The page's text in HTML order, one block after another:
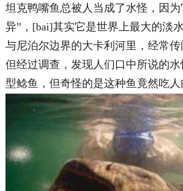
坦克鸭嘴鱼总被人当成了水怪，因
异”，[bai]其实它是世界上最大的淡
与尼泊尔边界的大卡利河里，经常传
但经过调查，发现人们口中所说的
型鲶鱼，但奇怪的是这种鱼竟然吃人